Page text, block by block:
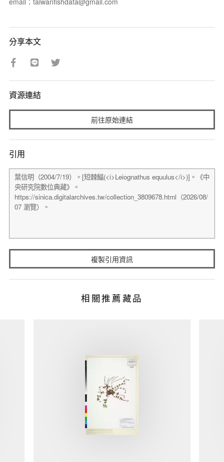
分享本文
資源連結
前往原始連結
引用
複製引用資訊
相關推薦藏品